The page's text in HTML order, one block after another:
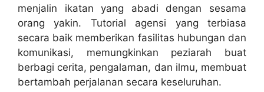
menjalin ikatan yang abadi dengan sesama
orang yakin. Tutorial agensi yang terbiasa
secara baik memberikan fasilitas hubungan dan
komunikasi, memungkinkan peziarah buat
berbagi cerita, pengalaman, dan ilmu, membuat
bertambah perjalanan secara keseluruhan.